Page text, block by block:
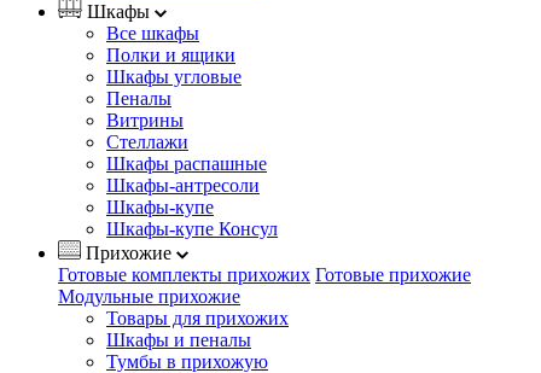
Шкафы
Все шкафы
Полки и ящики
Шкафы угловые
Пеналы
Витрины
Стеллажи
Шкафы распашные
Шкафы-антресоли
Шкафы-купе
Шкафы-купе Консул
Прихожие
Готовые комплекты прихожих Готовые прихожие
Модульные прихожие
Товары для прихожих
Шкафы и пеналы
Тумбы в прихожую